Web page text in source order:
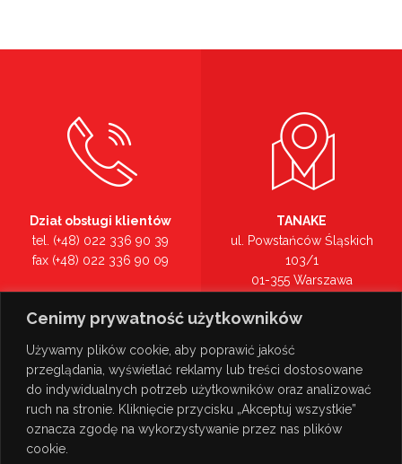
Cenimy prywatność użytkowników
Używamy plików cookie, aby poprawić jakość
przeglądania, wyświetlać reklamy lub treści dostosowane
do indywidualnych potrzeb użytkowników oraz analizować
ruch na stronie. Kliknięcie przycisku „Akceptuj wszystkie”
oznacza zgodę na wykorzystywanie przez nas plików
cookie.
Dział obsługi klientów
tel. (+48) 022 336 90 39
fax (+48) 022 336 90 09
tel. (+48) 022 336 90 00
TANAKE
ul. Powstańców Śląskich
103/1
01-355 Warszawa
Zobacz na mapie >